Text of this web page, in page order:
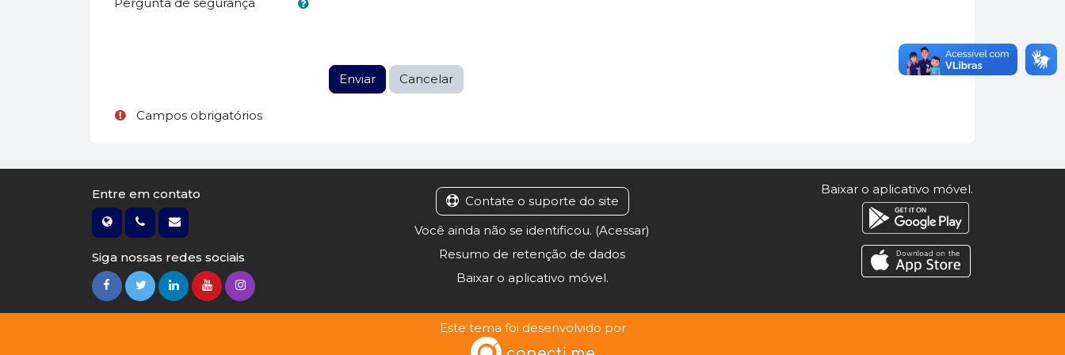
Campos obrigatórios
Entre em contato
Siga nossas redes sociais
Contate o suporte do site
Você ainda não se identificou. (Acessar)
Resumo de retenção de dados
Baixar o aplicativo móvel.
Baixar o aplicativo móvel.
Este tema foi desenvolvido por